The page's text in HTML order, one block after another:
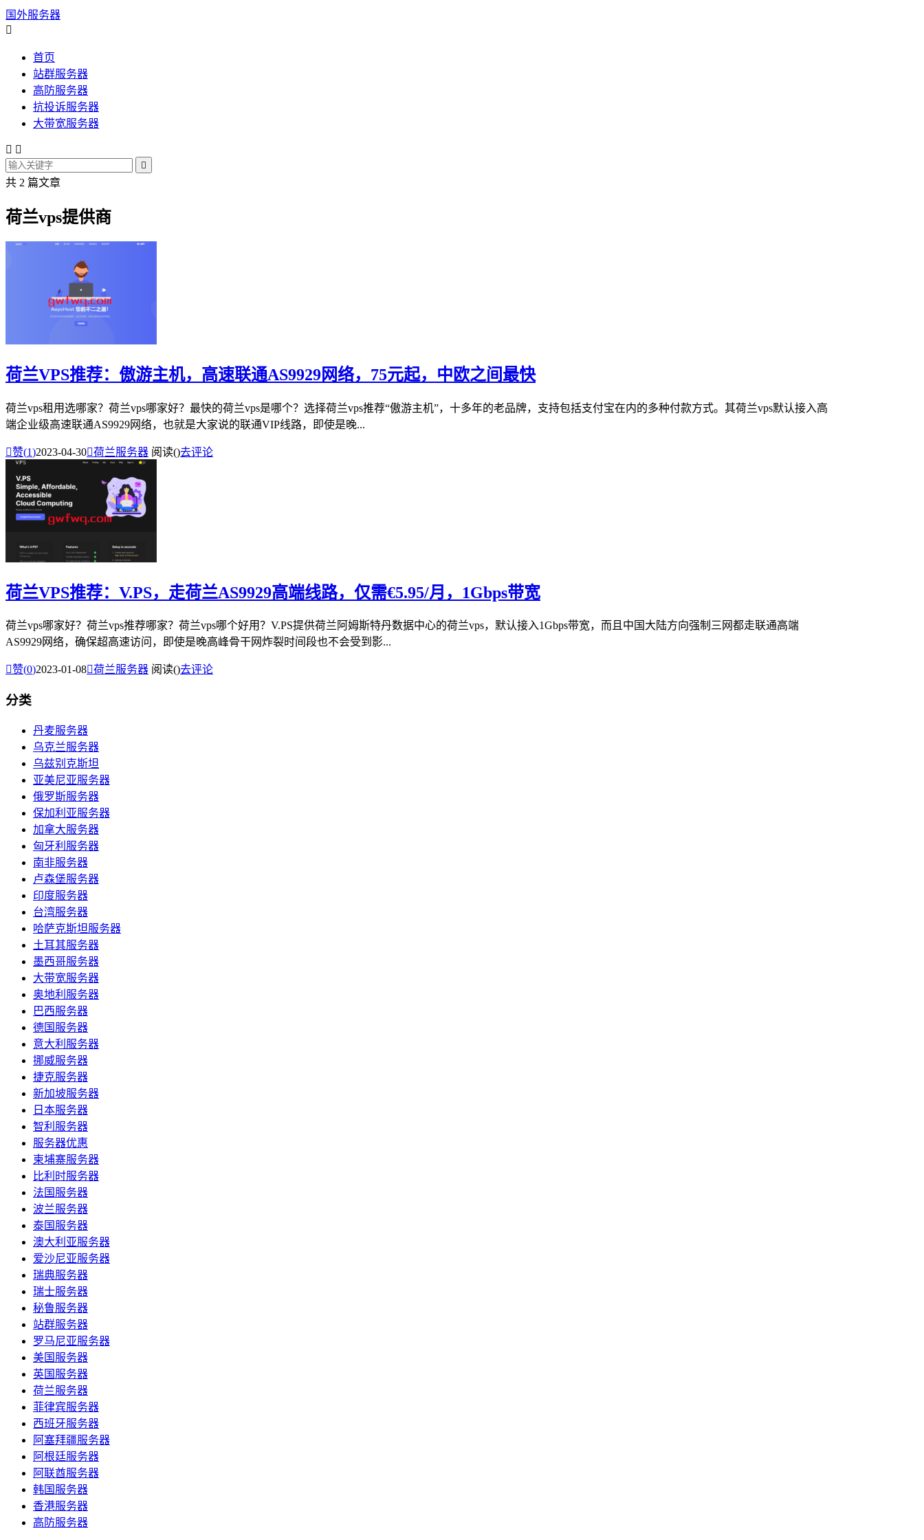
国外服务器

首页
站群服务器
高防服务器
抗投诉服务器
大带宽服务器
 

共 2 篇文章
荷兰vps提供商
荷兰VPS推荐：傲游主机，高速联通AS9929网络，75元起，中欧之间最快
荷兰vps租用选哪家？荷兰vps哪家好？最快的荷兰vps是哪个？选择荷兰vps推荐“傲游主机”，十多年的老品牌，支持包括支付宝在内的多种付款方式。其荷兰vps默认接入高
端企业级高速联通AS9929网络，也就是大家说的联通VIP线路，即使是晚...
赞(1)2023-04-30荷兰服务器 阅读()去评论
荷兰VPS推荐：V.PS，走荷兰AS9929高端线路，仅需€5.95/月，1Gbps带宽
荷兰vps哪家好？荷兰vps推荐哪家？荷兰vps哪个好用？V.PS提供荷兰阿姆斯特丹数据中心的荷兰vps，默认接入1Gbps带宽，而且中国大陆方向强制三网都走联通高端
AS9929网络，确保超高速访问，即使是晚高峰骨干网炸裂时间段也不会受到影...
赞(0)2023-01-08荷兰服务器 阅读()去评论
分类
丹麦服务器
乌克兰服务器
乌兹别克斯坦
亚美尼亚服务器
俄罗斯服务器
保加利亚服务器
加拿大服务器
匈牙利服务器
南非服务器
卢森堡服务器
印度服务器
台湾服务器
哈萨克斯坦服务器
土耳其服务器
墨西哥服务器
大带宽服务器
奥地利服务器
巴西服务器
德国服务器
意大利服务器
挪威服务器
捷克服务器
新加坡服务器
日本服务器
智利服务器
服务器优惠
柬埔寨服务器
比利时服务器
法国服务器
波兰服务器
泰国服务器
澳大利亚服务器
爱沙尼亚服务器
瑞典服务器
瑞士服务器
秘鲁服务器
站群服务器
罗马尼亚服务器
美国服务器
英国服务器
荷兰服务器
菲律宾服务器
西班牙服务器
阿塞拜疆服务器
阿根廷服务器
阿联酋服务器
韩国服务器
香港服务器
高防服务器